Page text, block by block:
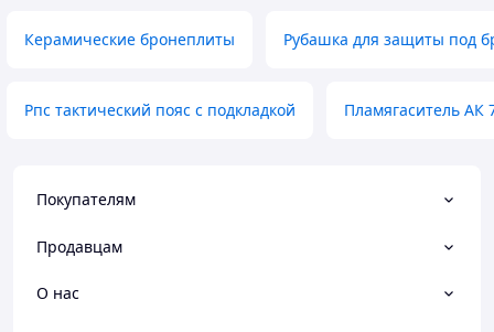
Керамические бронеплиты Рубашка для защиты под
Рпс тактический пояс с подкладкой Пламягаситель АК
Покупателям
Продавцам
О нас